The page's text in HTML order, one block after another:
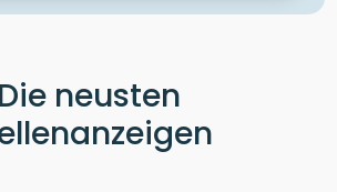
Die neusten